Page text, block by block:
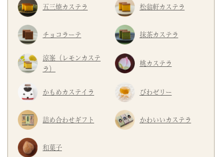
五三焼カステラ 松翁軒カステラ
チョコラーテ 抹茶カステラ
涼峯（レモンカステ
ラ）
桃カステラ
かもめカステイラ びわゼリー
詰め合わせギフト かわいいカステラ
和菓子